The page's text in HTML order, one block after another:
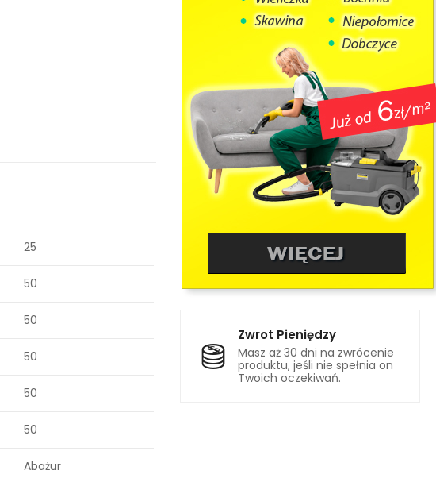
Zwrot Pieniędzy
Masz aż 30 dni na zwrócenie
produktu, jeśli nie spełnia on
Twoich oczekiwań.
25
50
50
50
50
50
Abażur